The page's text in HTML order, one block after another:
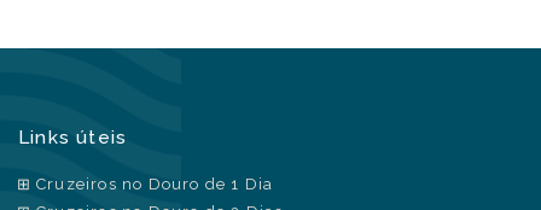
Links úteis
Cruzeiros no Douro de 1 Dia